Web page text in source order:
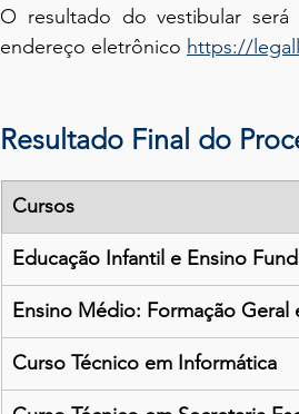
O resultado do vestibular
endereço eletrônico https://
Resultado Final do
Cursos
Educação Infantil e Ensino
Ensino Médio: Formação
Curso Técnico em Informática